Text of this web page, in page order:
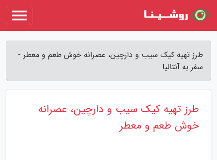
طرز تهیه کیک سیب و دارچین، عصرانه خوش طعم و معطر -
سفر به آنتالیا
طرز تهیه کیک سیب و دارچین، عصرانه
خوش طعم و معطر